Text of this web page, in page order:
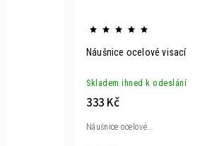
Náušnice ocelové visací
Skladem ihned k odeslání
333 Kč
Náušnice ocelové...